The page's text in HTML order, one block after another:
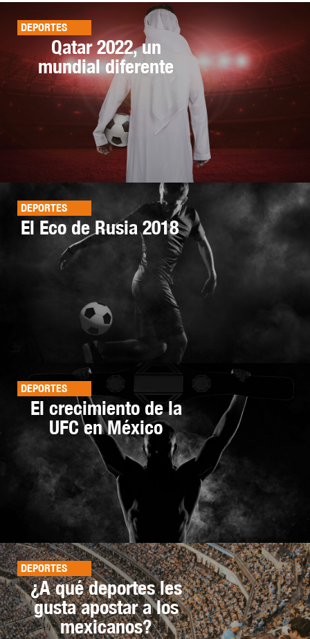
DEPORTES
Qatar 2022, un
mundial diferente
DEPORTES
El Eco de Rusia 2018
DEPORTES
El crecimiento de la
UFC en México
DEPORTES
¿A qué deportes les
gusta apostar a los
mexicanos?